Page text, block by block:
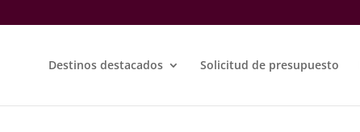
Destinos destacados Solicitud de presupuesto